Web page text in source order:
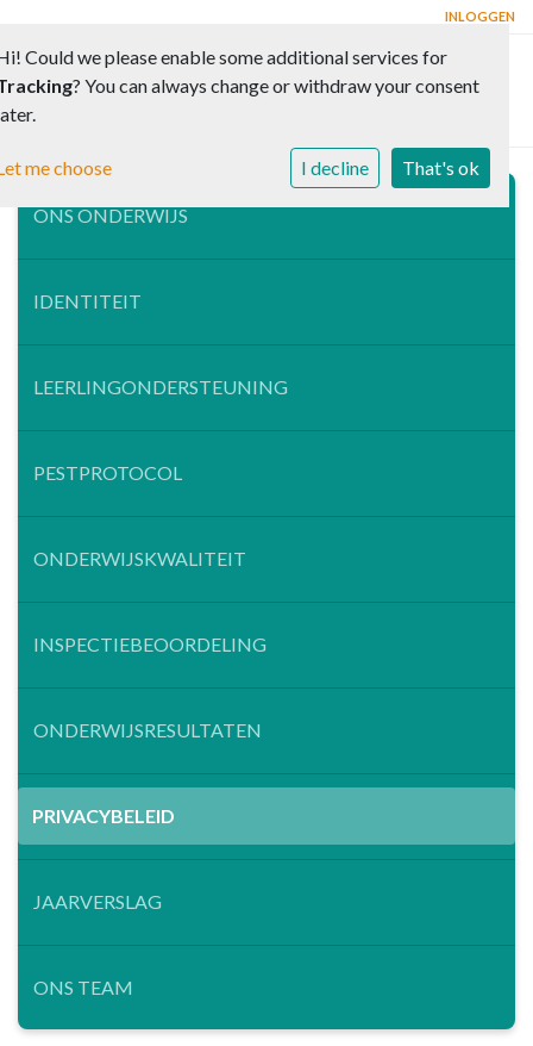
INLOGGEN
Toggle
ONS ONDERWIJS
IDENTITEIT
LEERLINGONDERSTEUNING
PESTPROTOCOL
ONDERWIJSKWALITEIT
INSPECTIEBEOORDELING
ONDERWIJSRESULTATEN
PRIVACYBELEID
JAARVERSLAG
ONS TEAM
Could we please enable some additional services for
? You can always change or withdraw your consent
me choose I decline That's ok